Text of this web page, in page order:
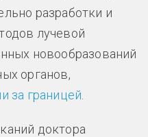
разработки и
лучевой
новообразований
органов,
за границей
доктора